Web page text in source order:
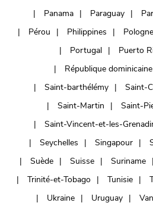
Panama
Paraguay
Pérou
Philippines Pologne
Portugal
Puerto
République dominicaine
Saint-barthélémy
Saint-
Saint-Martin
Saint-
Saint-Vincent-et-les-
Seychelles
Singapour
Suède
Suisse Suriname
Trinité-et-Tobago
Tunisie
Ukraine
Uruguay